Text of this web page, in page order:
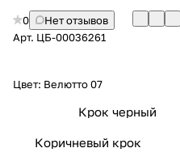
0
Нет отзывов
Арт. ЦБ-00036261
Цвет: Велютто 07
Крок черный
Коричневый крок